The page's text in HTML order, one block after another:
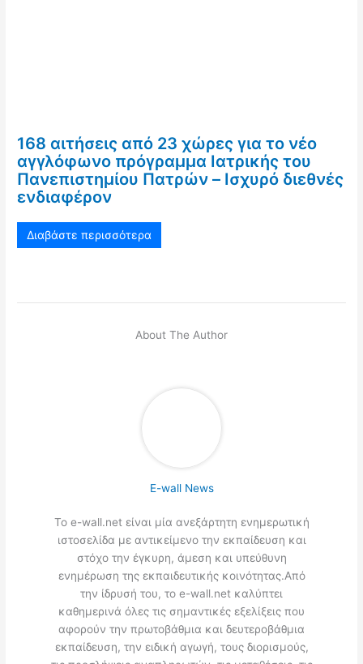
168 αιτήσεις από 23 χώρες για το νέο
αγγλόφωνο πρόγραμμα Ιατρικής του
Πανεπιστημίου Πατρών – Ισχυρό διεθνές
ενδιαφέρον
Διαβάστε περισσότερα
About The Author
E-wall News
Το e-wall.net είναι μία ανεξάρτητη ενημερωτική
ιστοσελίδα με αντικείμενο την εκπαίδευση και
στόχο την έγκυρη, άμεση και υπεύθυνη
ενημέρωση της εκπαιδευτικής κοινότητας.Από
την ίδρυσή του, το e-wall.net καλύπτει
καθημερινά όλες τις σημαντικές εξελίξεις που
αφορούν την πρωτοβάθμια και δευτεροβάθμια
εκπαίδευση, την ειδική αγωγή, τους διορισμούς,